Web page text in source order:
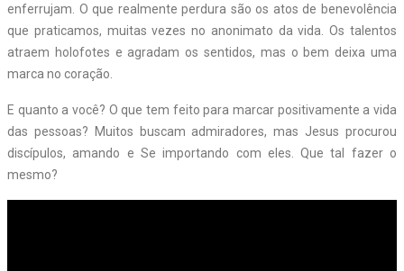
enferrujam. O que realmente perdura são os atos de benevolência
que praticamos, muitas vezes no anonimato da vida. Os talentos
atraem holofotes e agradam os sentidos, mas o bem deixa uma
marca no coração.
E quanto a você? O que tem feito para marcar positivamente a vida
das pessoas? Muitos buscam admiradores, mas Jesus procurou
discípulos, amando e Se importando com eles. Que tal fazer o
mesmo?